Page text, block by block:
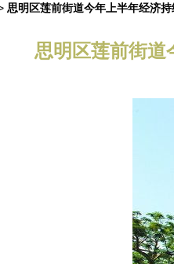
思明区莲前街道今年上半年经济
思明区莲前街道